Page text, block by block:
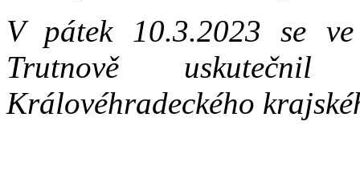
V pátek 10.3.2023 se
Trutnově
Královéhradeckého